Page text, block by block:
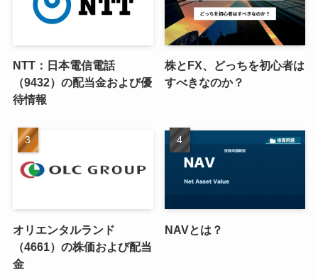
NTT：日本電信電話
（9432）の配当金および優
待情報
株とFX、どっちを初心者は
すべきなのか？
オリエンタルランド
（4661）の株価および配当
金
NAVとは？